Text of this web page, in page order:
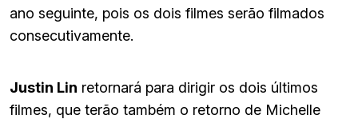
ano seguinte, pois os dois filmes serão filmados
consecutivamente.
Justin Lin retornará para dirigir os dois últimos
filmes, que terão também o retorno de Michelle